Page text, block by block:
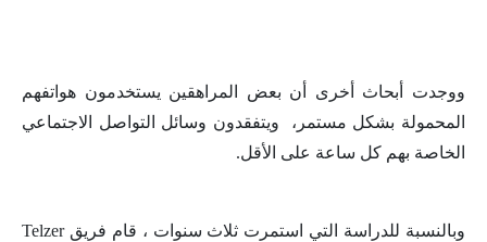
ووجدت أبحاث أخرى أن بعض المراهقين يستخدمون هواتفهم
المحمولة بشكل مستمر، ويتفقدون وسائل التواصل الاجتماعي
الخاصة بهم كل ساعة على الأقل.
وبالنسبة للدراسة التي استمرت ثلاث سنوات ، قام فريق Telzer